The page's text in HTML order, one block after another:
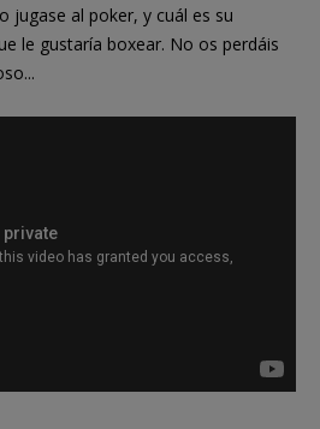
jugase al poker, y cuál es su
le gustaría boxear. No os perdáis